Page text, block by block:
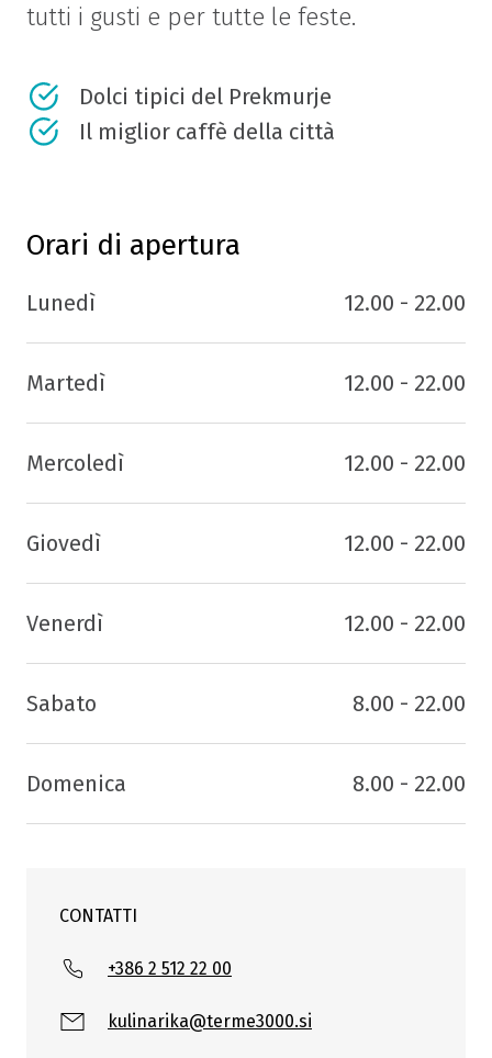
tutti i gusti e per tutte le feste.
Dolci tipici del Prekmurje
Il miglior caffè della città
Orari di apertura
Lunedì 12.00 - 22.00
Martedì 12.00 - 22.00
Mercoledì 12.00 - 22.00
Giovedì 12.00 - 22.00
Venerdì 12.00 - 22.00
Sabato 8.00 - 22.00
Domenica 8.00 - 22.00
CONTATTI
+386 2 512 22 00
kulinarika@terme3000.si